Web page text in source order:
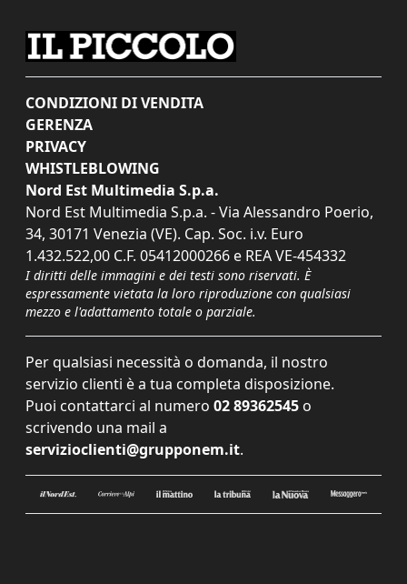
CONDIZIONI DI VENDITA
GERENZA
PRIVACY
WHISTLEBLOWING
Nord Est Multimedia S.p.a.
Nord Est Multimedia S.p.a. - Via Alessandro Poerio,
34, 30171 Venezia (VE). Cap. Soc. i.v. Euro
1.432.522,00 C.F. 05412000266 e REA VE-454332
I diritti delle immagini e dei testi sono riservati. È
espressamente vietata la loro riproduzione con qualsiasi
mezzo e l'adattamento totale o parziale.
Per qualsiasi necessità o domanda, il nostro
servizio clienti è a tua completa disposizione.
Puoi contattarci al numero 02 89362545 o
scrivendo una mail a
servizioclienti@grupponem.it.